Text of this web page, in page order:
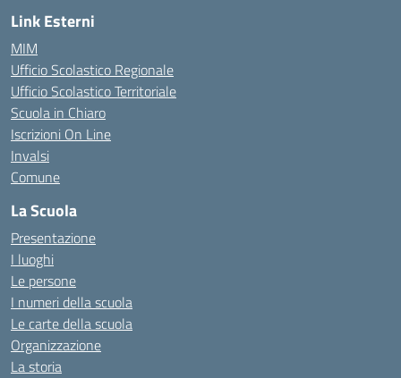
Link Esterni
MIM
Ufficio Scolastico Regionale
Ufficio Scolastico Territoriale
Scuola in Chiaro
Iscrizioni On Line
Invalsi
Comune
La Scuola
Presentazione
I luoghi
Le persone
I numeri della scuola
Le carte della scuola
Organizzazione
La storia